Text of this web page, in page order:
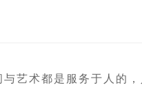
与艺术都是服务于人的